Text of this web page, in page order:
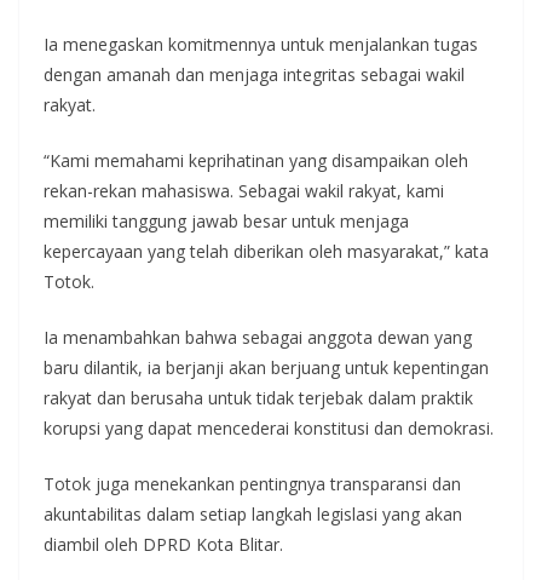
Ia menegaskan komitmennya untuk menjalankan tugas
dengan amanah dan menjaga integritas sebagai wakil
rakyat.
“Kami memahami keprihatinan yang disampaikan oleh
rekan-rekan mahasiswa. Sebagai wakil rakyat, kami
memiliki tanggung jawab besar untuk menjaga
kepercayaan yang telah diberikan oleh masyarakat,” kata
Totok.
Ia menambahkan bahwa sebagai anggota dewan yang
baru dilantik, ia berjanji akan berjuang untuk kepentingan
rakyat dan berusaha untuk tidak terjebak dalam praktik
korupsi yang dapat mencederai konstitusi dan demokrasi.
Totok juga menekankan pentingnya transparansi dan
akuntabilitas dalam setiap langkah legislasi yang akan
diambil oleh DPRD Kota Blitar.